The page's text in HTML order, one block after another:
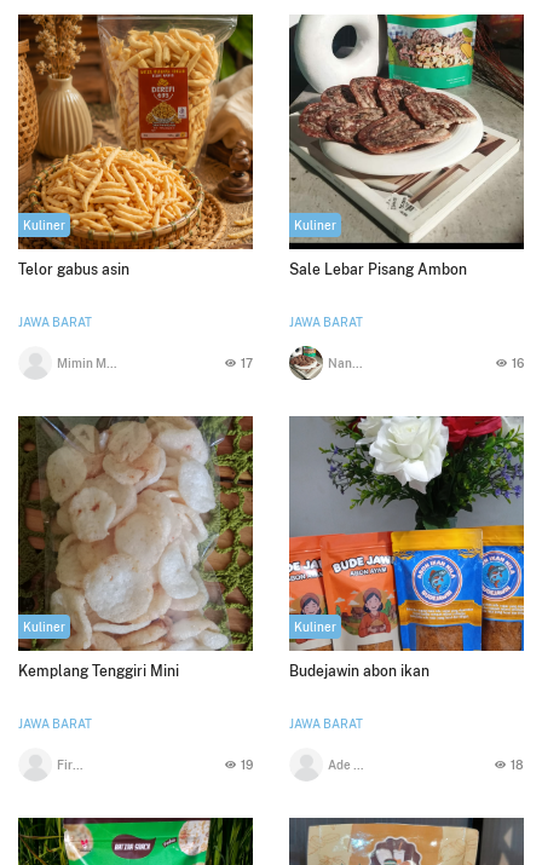
Kuliner
Telor gabus asin
JAWA BARAT
17
Kuliner
Sale Lebar Pisang Ambon
JAWA BARAT
16
Kuliner
Kemplang Tenggiri Mini
JAWA BARAT
19
Kuliner
Budejawin abon ikan
JAWA BARAT
18